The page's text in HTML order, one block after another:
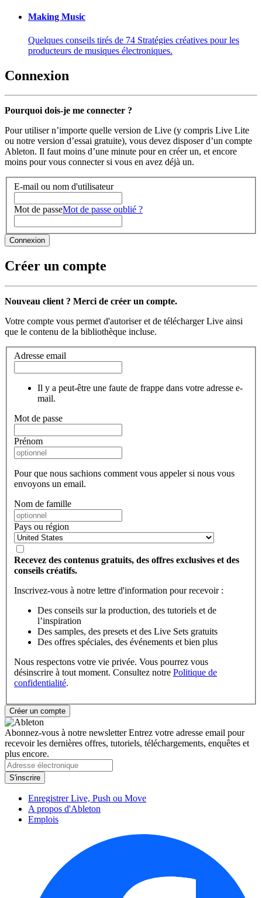
Making Music
Quelques conseils tirés de 74 Stratégies créatives pour les
producteurs de musiques électroniques.
Connexion
Pourquoi dois-je me connecter ?
Pour utiliser n’importe quelle version de Live (y compris Live Lite
ou notre version d’essai gratuite), vous devez disposer d’un compte
Ableton. Il faut moins d’une minute pour en créer un, et encore
moins pour vous connecter si vous en avez déjà un.
E-mail ou nom d'utilisateur
Mot de passeMot de passe oublié ?
Créer un compte
Nouveau client ? Merci de créer un compte.
Votre compte vous permet d'autoriser et de télécharger Live ainsi
que le contenu de la bibliothèque incluse.
Adresse email
Il y a peut-être une faute de frappe dans votre adresse e-
mail.
Mot de passe
Prénom
Pour que nous sachions comment vous appeler si nous vous
envoyons un email.
Nom de famille
Pays ou région
Recevez des contenus gratuits, des offres exclusives et des
conseils créatifs.
Inscrivez-vous à notre lettre d'information pour recevoir :
Des conseils sur la production, des tutoriels et de
l’inspiration
Des samples, des presets et des Live Sets gratuits
Des offres spéciales, des événements et bien plus
Nous respectons votre vie privée. Vous pourrez vous
désinscrire à tout moment. Consultez notre Politique de
confidentialité.
Abonnez-vous à notre newsletterEntrez votre adresse email pour
recevoir les dernières offres, tutoriels, téléchargements, enquêtes et
plus encore.
Enregistrer Live, Push ou Move
A propos d'Ableton
Emplois